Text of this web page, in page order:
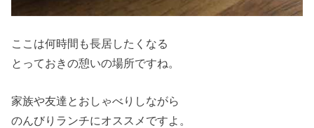
ここは何時間も長居したくなる
とっておきの憩いの場所ですね。
家族や友達とおしゃべりしながら
のんびりランチにオススメですよ。